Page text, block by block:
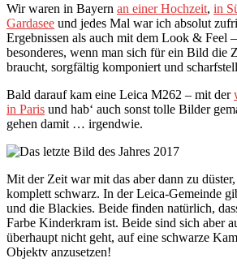
Wir waren in Bayern an einer Hochzeit, in
Gardasee und jedes Mal war ich absolut
Ergebnissen als auch mit dem Look & Feel
besonderes, wenn man sich für ein Bild die
braucht, sorgfältig komponiert und
Bald darauf kam eine Leica M262 – mit der
in Paris und hab‘ auch sonst tolle Bilder
gehen damit … irgendwie.
Mit der Zeit war mit das aber dann zu
komplett schwarz. In der Leica-Gemeinde
und die Blackies. Beide finden natürlich,
Farbe Kinderkram ist. Beide sind sich aber
überhaupt nicht geht, auf eine schwarze
Objektv anzusetzen!